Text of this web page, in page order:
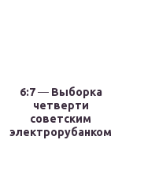
6:7— Выборка
четверти
советским
электрорубанком